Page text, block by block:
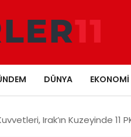
DÜNYA EKONOMI
Irak’ın Kuzeyinde 11